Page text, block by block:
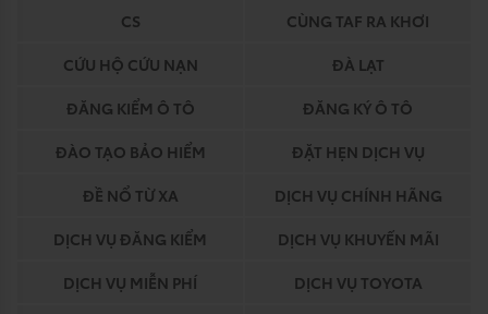
CS
CÙNG TAF RA KHƠI
CỨU HỘ CỨU NẠN
ĐÀ LẠT
ĐĂNG KIỂM Ô TÔ
ĐĂNG KÝ Ô TÔ
ĐÀO TẠO BẢO HIỂM
ĐẶT HẸN DỊCH VỤ
ĐỀ NỔ TỪ XA
DỊCH VỤ CHÍNH HÃNG
DỊCH VỤ ĐĂNG KIỂM
DỊCH VỤ KHUYẾN MÃI
DỊCH VỤ MIỄN PHÍ
DỊCH VỤ TOYOTA